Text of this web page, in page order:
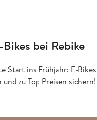
bei Rebike
Start ins Frühjahr: E-
und zu Top Preisen